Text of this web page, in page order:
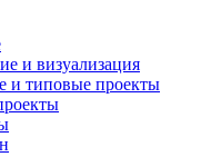
и визуализация
и типовые проекты